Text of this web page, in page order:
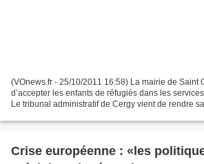
(VOnews.fr - 25/10/2011 16:58) La mairie de Saint
d’accepter les enfants de réfugiés dans les
Le tribunal administratif de Cergy vient de rendre
Crise européenne : «les